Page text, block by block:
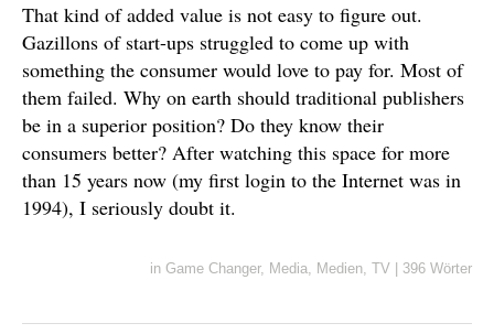
That kind of added value is not easy to figure out.
Gazillons of start-ups struggled to come up with
something the consumer would love to pay for. Most of
them failed. Why on earth should traditional publishers
be in a superior position? Do they know their
consumers better? After watching this space for more
than 15 years now (my first login to the Internet was in
1994), I seriously doubt it.
in Game Changer, Media, Medien, TV 396 Wörter